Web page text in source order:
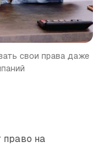
свои права даже
право на